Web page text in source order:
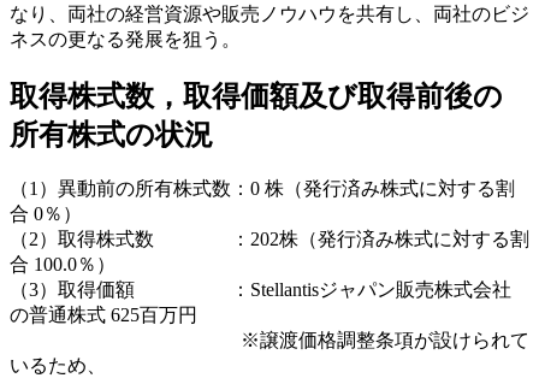
なり、両社の経営資源や販売ノウハウを共有し、両社のビジ
ネスの更なる発展を狙う。
取得株式数，取得価額及び取得前後の
所有株式の状況
（1）異動前の所有株式数：0 株（発行済み株式に対する割
合 0％）
（2）取得株式数 ：202株（発行済み株式に対する割
合 100.0％）
（3）取得価額 ：Stellantisジャパン販売株式会社
の普通株式 625百万円
※譲渡価格調整条項が設けられて
いるため、